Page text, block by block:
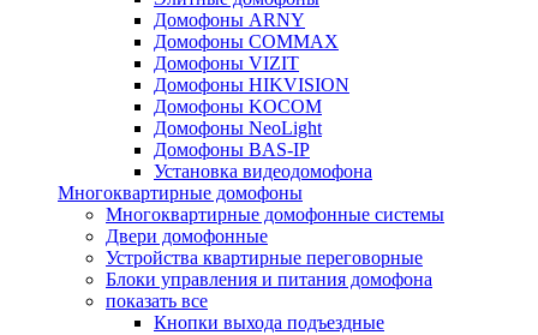
Домофоны ARNY
Домофоны COMMAX
Домофоны VIZIT
Домофоны HIKVISION
Домофоны KOCOM
Домофоны NeoLight
Домофоны BAS-IP
Установка видеодомофона
Многоквартирные домофоны
Многоквартирные домофонные системы
Двери домофонные
Устройства квартирные переговорные
Блоки управления и питания домофона
показать все
Кнопки выхода подъездные